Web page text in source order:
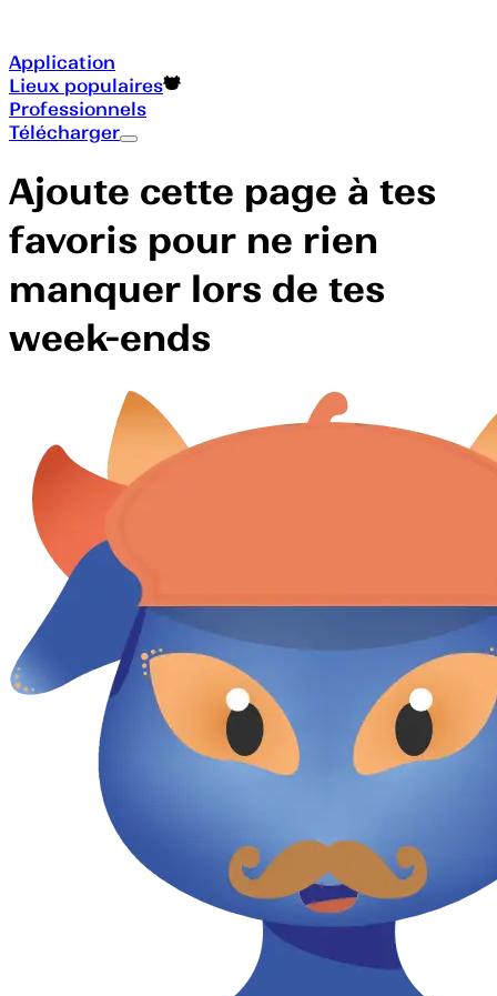
Application
Lieux populaires
Professionnels
Télécharger
Ajoute cette page à tes
favoris pour ne rien
manquer lors de tes
week-ends